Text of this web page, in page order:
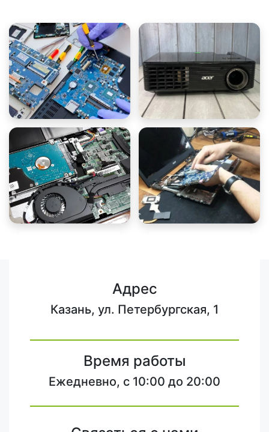
Адрес
Казань, ул. Петербургская, 1
Время работы
Ежедневно, с 10:00 до 20:00